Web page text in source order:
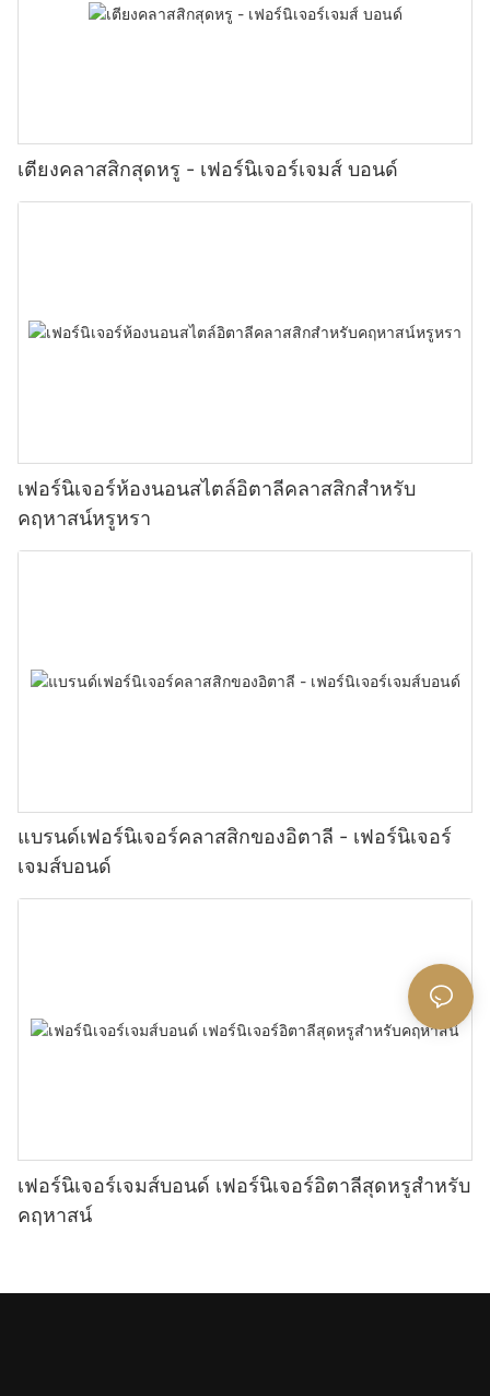
เตียงคลาสสิกสุดหรู - เฟอร์นิเจอร์เจมส์ บอนด์
เฟอร์นิเจอร์ห้องนอนสไตล์อิตาลีคลาสสิกสำหรับ
คฤหาสน์หรูหรา
แบรนด์เฟอร์นิเจอร์คลาสสิกของอิตาลี - เฟอร์นิเจอร์
เจมส์บอนด์
เฟอร์นิเจอร์เจมส์บอนด์ เฟอร์นิเจอร์อิตาลีสุดหรูสำหรับ
คฤหาสน์